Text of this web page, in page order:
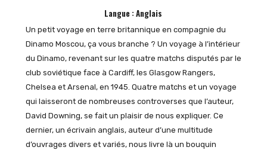
Langue : Anglais
Un petit voyage en terre britannique en compagnie du
Dinamo Moscou, ça vous branche ? Un voyage à l’intérieur
du Dinamo, revenant sur les quatre matchs disputés par le
club soviétique face à Cardiff, les Glasgow Rangers,
Chelsea et Arsenal, en 1945. Quatre matchs et un voyage
qui laisseront de nombreuses controverses que l’auteur,
David Downing, se fait un plaisir de nous expliquer. Ce
dernier, un écrivain anglais, auteur d’une multitude
d’ouvrages divers et variés, nous livre là un bouquin